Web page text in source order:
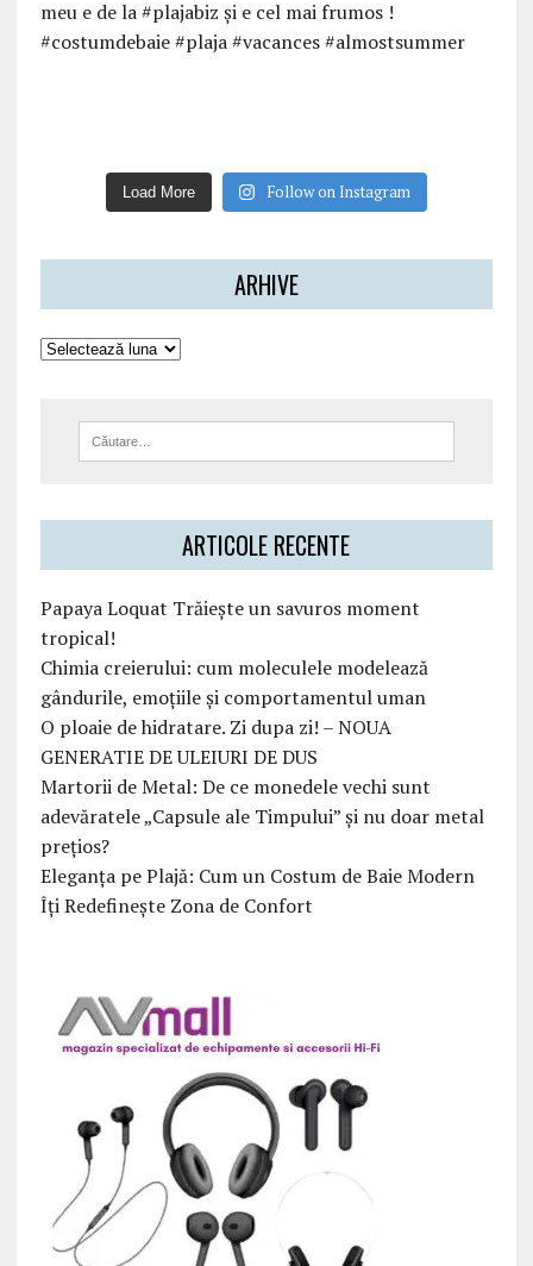
Load More Follow on Instagram
ARHIVE
ARTICOLE RECENTE
Papaya Loquat Trăiește un savuros moment
tropical!
Chimia creierului: cum moleculele modelează
gândurile, emoțiile și comportamentul uman
O ploaie de hidratare. Zi dupa zi! – NOUA
GENERATIE DE ULEIURI DE DUS
Martorii de Metal: De ce monedele vechi sunt
adevăratele „Capsule ale Timpului” și nu doar metal
prețios?
Eleganța pe Plajă: Cum un Costum de Baie Modern
Îți Redefinește Zona de Confort